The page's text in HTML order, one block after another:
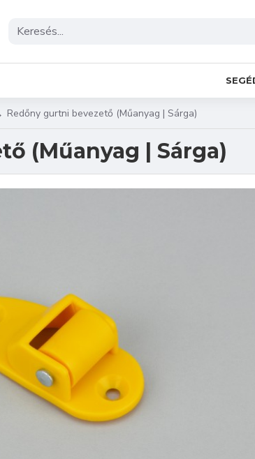
Redőny gurtni bevezető (Műanyag | Sárga)
(Műanyag | Sárga)